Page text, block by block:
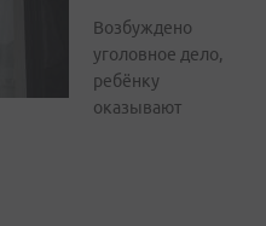
Возбуждено
уголовное дело,
ребёнку
оказывают